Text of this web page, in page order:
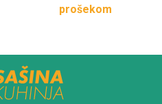
prošekom